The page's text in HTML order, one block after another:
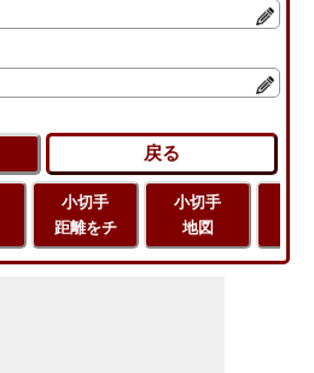
小切手
距離をチ
小切手
地図